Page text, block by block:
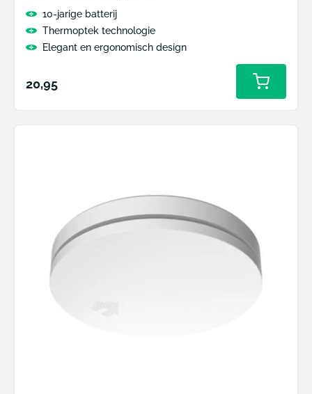
10-jarige batterij
Thermoptek technologie
Elegant en ergonomisch design
Normale
20,95
aan